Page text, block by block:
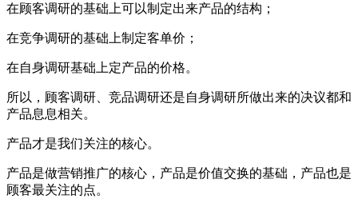
在顾客调研的基础上可以制定出来产品的结构；
在竞争调研的基础上制定客单价；
在自身调研基础上定产品的价格。
所以，顾客调研、竞品调研还是自身调研所做出来的决议都和
产品息息相关。
产品才是我们关注的核心。
产品是做营销推广的核心，产品是价值交换的基础，产品也是
顾客最关注的点。